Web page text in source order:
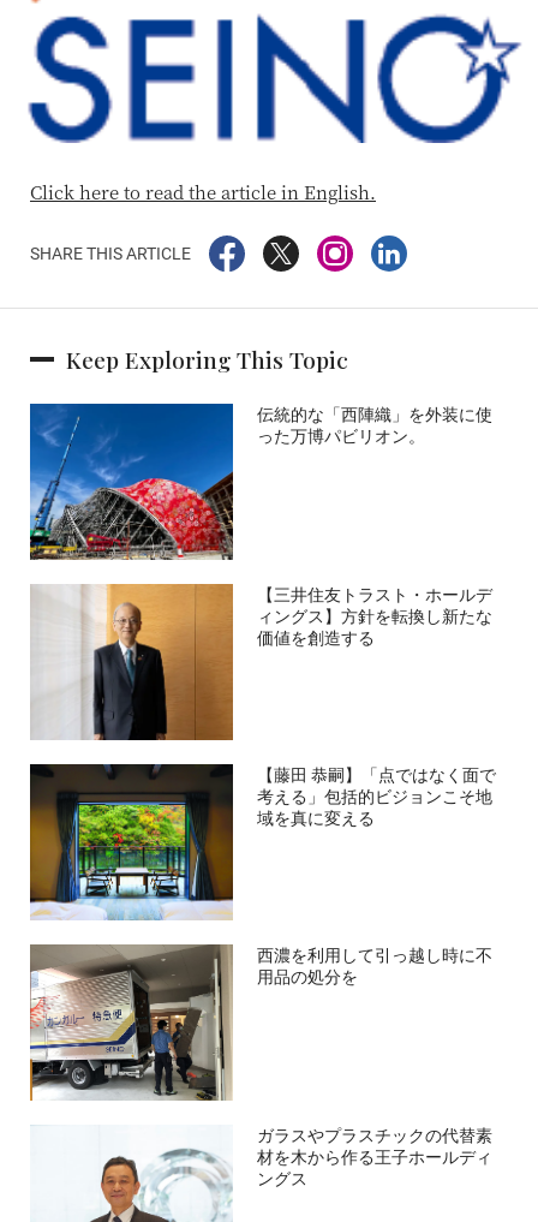
Click here to read the article in English.
SHARE THIS ARTICLE
Keep Exploring This Topic
伝統的な「西陣織」を外装に使
った万博パビリオン。
【三井住友トラスト・ホールデ
ィングス】方針を転換し新たな
価値を創造する
【藤田 恭嗣】「点ではなく面で
考える」包括的ビジョンこそ地
域を真に変える
西濃を利用して引っ越し時に不
用品の処分を
ガラスやプラスチックの代替素
材を木から作る王子ホールディ
ングス